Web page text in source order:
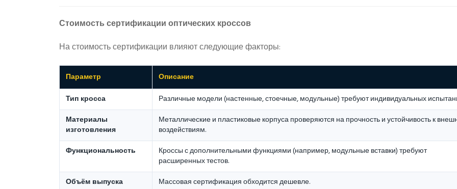
Стоимость сертификации оптических кроссов
На стоимость сертификации влияют следующие факторы:
Параметр
Описание
Тип кросса
Различные модели (настенные, стоечные, модульные) требуют индивидуальных
Материалы
изготовления
Металлические и пластиковые корпуса проверяются на прочность и устойчивость к
воздействиям.
Функциональность
Кроссы с дополнительными функциями (например, модульные вставки) требуют
расширенных тестов.
Объём выпуска
Массовая сертификация обходится дешевле.